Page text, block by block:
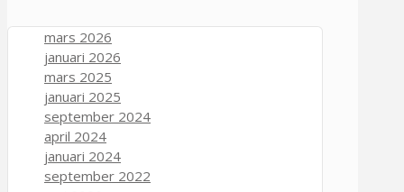
mars 2026
januari 2026
mars 2025
januari 2025
september 2024
april 2024
januari 2024
september 2022